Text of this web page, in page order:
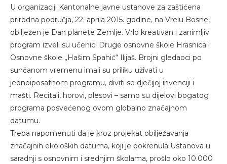
U organizaciji Kantonalne javne ustanove za zaštićena
prirodna područja, 22. aprila 2015. godine, na Vrelu Bosne,
obilježen je Dan planete Zemlje. Vrlo kreativan i zanimljiv
program izveli su učenici Druge osnovne škole Hrasnica i
Osnovne škole „Hašim Spahić“ Ilijaš. Brojni gledaoci po
sunčanom vremenu imali su priliku uživati u
jednoiposatnom programu, diviti se dječijoj invenciji i
mašti. Recitali, horovi, plesovi – samo su dijelovi bogatog
programa posvećenog ovom globalno značajnom
datumu.
Treba napomenuti da je kroz projekat obilježavanja
značajnih ekoloških datuma, koji je pokrenula Ustanova u
saradnji s osnovnim i srednjim školama, prošlo oko 10.000